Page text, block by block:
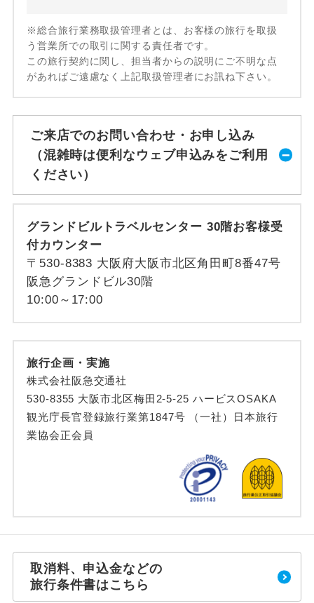
※総合旅行業務取扱管理者とは、お客様の旅行を取扱
う営業所での取引に関する責任者です。
この旅行契約に関し、担当者からの説明にご不明な点
があればご遠慮なく上記取扱管理者にお訊ね下さい。
ご来店でのお問い合わせ・お申し込み
（混雑時は便利なウェブ申込みをご利用
ください）
グランドビルトラベルセンター 30階お客様受
付カウンター
〒530-8383 大阪府大阪市北区角田町8番47号
阪急グランドビル30階
10:00～17:00
旅行企画・実施
株式会社阪急交通社
530-8355 大阪市北区梅田2-5-25 ハービスOSAKA
観光庁長官登録旅行業第1847号 （一社）日本旅行
業協会正会員
取消料、申込金などの
旅行条件書はこちら